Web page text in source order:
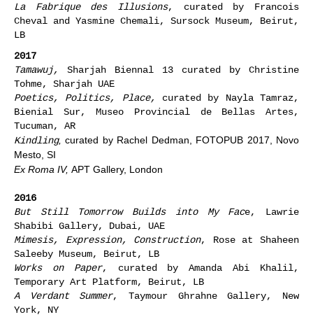
La Fabrique des Illusions, curated by Francois
Cheval and Yasmine Chemali, Sursock Museum, Beirut,
LB
2017
Tamawuj, Sharjah Biennal 13 curated by Christine
Tohme, Sharjah UAE
Poetics, Politics, Place, curated by Nayla Tamraz,
Bienial Sur, Museo Provincial de Bellas Artes,
Tucuman, AR
Kindling, curated by Rachel Dedman, FOTOPUB 2017, Novo
Mesto, SI
Ex Roma IV, APT Gallery, London
2016
But Still Tomorrow Builds into My Face, Lawrie
Shabibi Gallery, Dubai, UAE
Mimesis, Expression, Construction, Rose at Shaheen
Saleeby Museum, Beirut, LB
Works on Paper, curated by Amanda Abi Khalil,
Temporary Art Platform, Beirut, LB
A Verdant Summer, Taymour Ghrahne Gallery, New
York, NY